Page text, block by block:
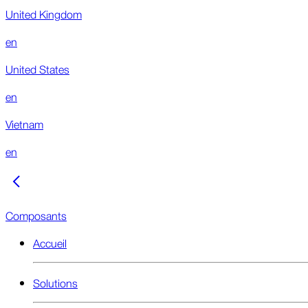
United Kingdom
en
United States
en
Vietnam
en
Composants
Accueil
Solutions